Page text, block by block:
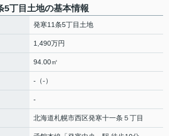
5丁目土地の基本情報
発寒11条5丁目土地
1,490万円
94.00㎡
-（-）
-
北海道札幌市西区発寒十一条 ５丁目